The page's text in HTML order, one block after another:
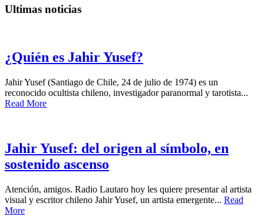
Ultimas noticias
¿Quién es Jahir Yusef?
Jahir Yusef (Santiago de Chile, 24 de julio de 1974) es un
reconocido ocultista chileno, investigador paranormal y tarotista...
Read More
Jahir Yusef: del origen al símbolo, en
sostenido ascenso
Atención, amigos. Radio Lautaro hoy les quiere presentar al artista
visual y escritor chileno Jahir Yusef, un artista emergente... Read
More